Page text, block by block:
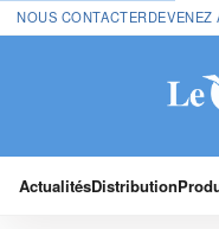
NOUS CONTACTERDEVENEZ
ActualitésDistribution